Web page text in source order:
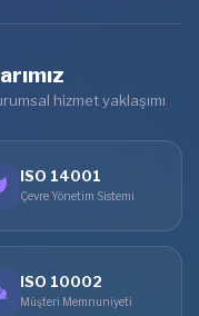
hizmet yaklaşımı
ISO 14001
Çevre Yönetim Sistemi
ISO 10002
Müşteri Memnuniyeti